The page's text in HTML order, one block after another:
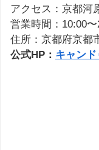
アクセス：京都河
営業時間：10:00
住所：京都府京都
公式HP： キャン